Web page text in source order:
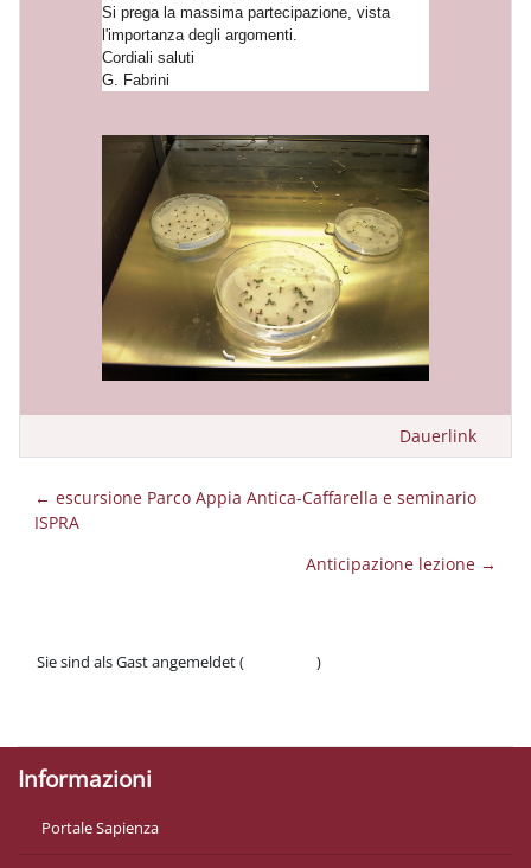
Si prega la massima partecipazione, vista
l'importanza degli argomenti.
Cordiali saluti
G. Fabrini
Dauerlink
← escursione Parco Appia Antica-Caffarella e seminario
ISPRA
Anticipazione lezione →
Sie sind als Gast angemeldet (
)
Informazioni
Portale Sapienza